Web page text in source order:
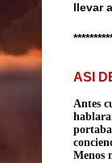
llevar
ASI
Antes
Menos